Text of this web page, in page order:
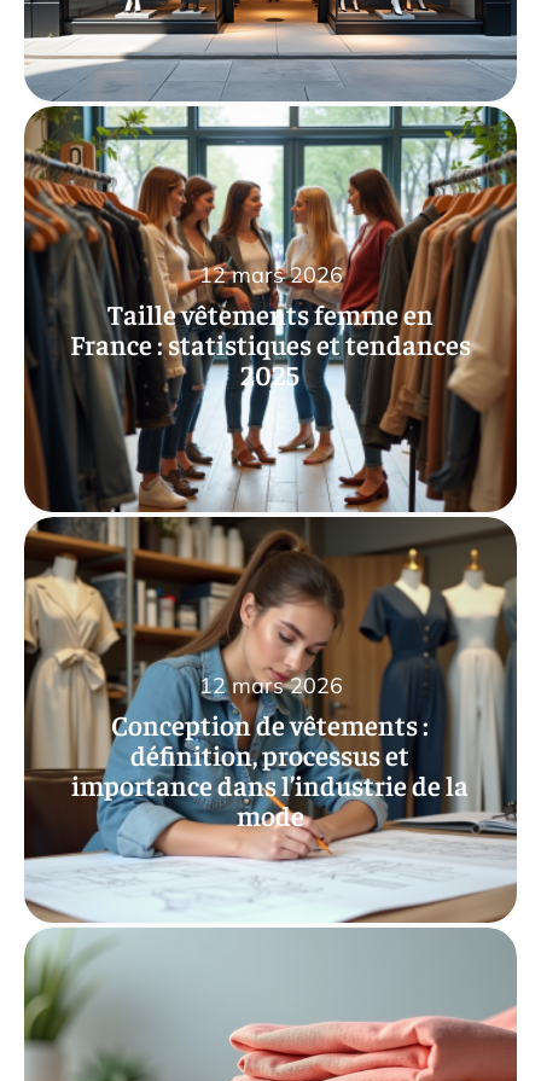
Taille vêtements femme en
France : statistiques et tendances
2025
12 mars 2026
Conception de vêtements :
définition, processus et
importance dans l’industrie de la
mode
12 mars 2026